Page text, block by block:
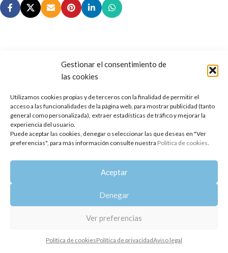
Gestionar el consentimiento de
las cookies
Utilizamos cookies propias y de terceros con la finalidad de permitir el
acceso a las funcionalidades de la página web, para mostrar publicidad (tanto
general como personalizada), extraer estadísticas de tráfico y mejorar la
experiencia del usuario.
Puede aceptar las cookies, denegar o seleccionar las que deseas en "Ver
preferencias", para más información consulte nuestra Política de cookies.
Aceptar
Denegar
Ver preferencias
Política de cookiesPolítica de privacidadAviso legal
Copyright 2014-2025
Política de privacidad Aviso legal | Política de cookies